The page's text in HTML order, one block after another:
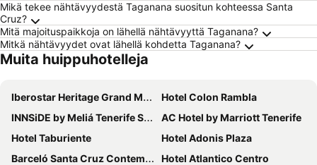
Mikä tekee nähtävyydestä Taganana suositun kohteessa Santa
Cruz?
Mitä majoituspaikkoja on lähellä nähtävyyttä Taganana?
Mitkä nähtävyydet ovat lähellä kohdetta Taganana?
Muita huippuhotelleja
Iberostar Heritage Grand Mencey
Hotel Colon Rambla
INNSiDE by Meliá Tenerife Santa Cruz
AC Hotel by Marriott Tenerife
Hotel Taburiente
Hotel Adonis Plaza
Barceló Santa Cruz Contemporáneo
Hotel Atlantico Centro